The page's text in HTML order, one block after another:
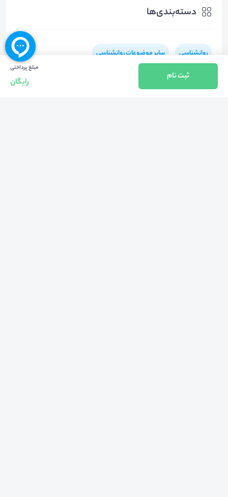
دسته‌بندی‌ها
روانشناسی سایر موضوعات روانشناسی
مبلغ پرداختی
رایگان
ثبت نام